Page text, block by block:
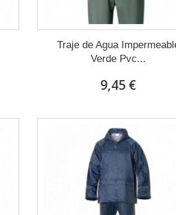
Traje de Agua
Verde Pvc...
9,45 €